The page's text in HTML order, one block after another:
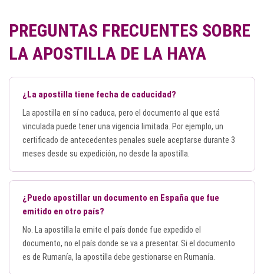
PREGUNTAS FRECUENTES SOBRE
LA APOSTILLA DE LA HAYA
¿La apostilla tiene fecha de caducidad?
La apostilla en sí no caduca, pero el documento al que está
vinculada puede tener una vigencia limitada. Por ejemplo, un
certificado de antecedentes penales suele aceptarse durante 3
meses desde su expedición, no desde la apostilla.
¿Puedo apostillar un documento en España que fue
emitido en otro país?
No. La apostilla la emite el país donde fue expedido el
documento, no el país donde se va a presentar. Si el documento
es de Rumanía, la apostilla debe gestionarse en Rumanía.